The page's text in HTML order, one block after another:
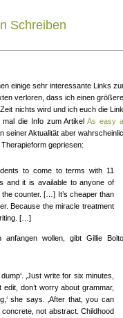
Schreiben
einige sehr interessante Links
verloren, dass ich einen
nichts wird und ich euch die
mal die Info zum ArtikelAs easy
seiner Aktualität aber
gepriesen:
to come to terms with 11
and it is available to anyone of
counter. […] It’s cheaper than
Because the miracle treatment
[…]
wollen, gibt Gillie
‚Just write for six minutes,
don’t worry about grammar,
she says. ‚After that, you can
not abstract. Childhood